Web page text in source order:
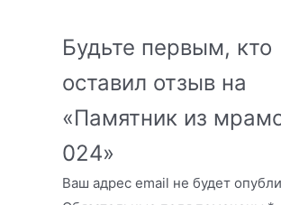
Будьте первым, кто
оставил отзыв на
«Памятник из
024»
Ваш адрес email не будет